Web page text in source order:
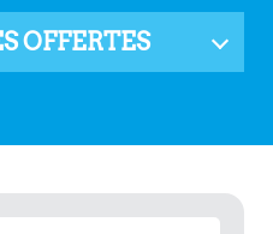
OFFERTES
incarné